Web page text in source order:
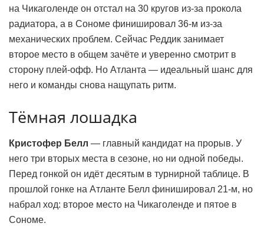
на Чикаголенде он отстал на 30 кругов из-за прокола
радиатора, а в Сономе финишировал 36-м из-за
механических проблем. Сейчас Реддик занимает
второе место в общем зачёте и уверенно смотрит в
сторону плей-офф. Но Атланта — идеальный шанс для
него и команды снова нащупать ритм.
Тёмная лошадка
Кристофер Белл — главный кандидат на прорыв. У
него три вторых места в сезоне, но ни одной победы.
Перед гонкой он идёт десятым в турнирной таблице. В
прошлой гонке на Атланте Белл финишировал 21-м, но
набрал ход: второе место на Чикаголенде и пятое в
Сономе.